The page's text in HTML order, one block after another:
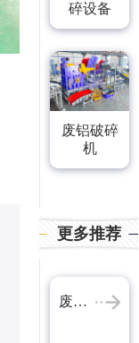
碎设备
废铝破碎
机
更多推荐
废钢破碎机